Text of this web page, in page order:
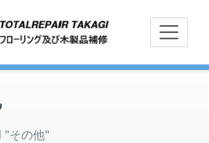
ト
フローリン
グ及び木製
"その他"